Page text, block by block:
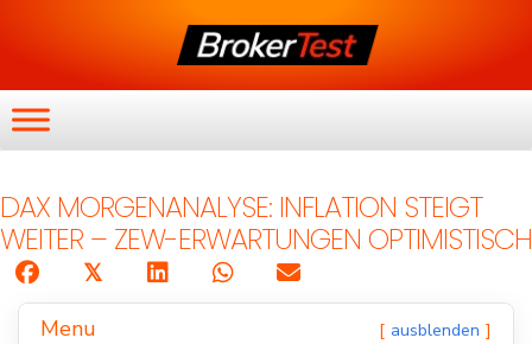
DAX MORGENANALYSE: INFLATION STEIGT
WEITER – ZEW-ERWARTUNGEN OPTIMISTISCH
𝕏
Menu ausblenden